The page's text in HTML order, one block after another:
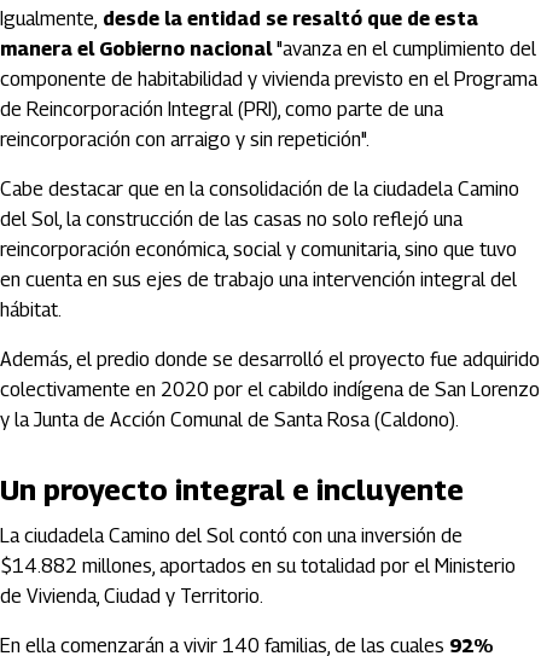
Igualmente, desde la entidad se resaltó que de esta
manera el Gobierno nacional"avanza en el cumplimiento del
componente de habitabilidad y vivienda previsto en el Programa
de Reincorporación Integral (PRI), como parte de una
reincorporación con arraigo y sin repetición".
Cabe destacar que en la consolidación de la ciudadela Camino
del Sol, la construcción de las casas no solo reflejó una
reincorporación económica, social y comunitaria, sino que tuvo
en cuenta en sus ejes de trabajo una intervención integral del
hábitat.
Además, el predio donde se desarrolló el proyecto fue adquirido
colectivamente en 2020 por el cabildo indígena de San Lorenzo
y la Junta de Acción Comunal de Santa Rosa (Caldono).
Un proyecto integral e incluyente
La ciudadela Camino del Sol contó con una inversión de
$14.882 millones, aportados en su totalidad por el Ministerio
de Vivienda, Ciudad y Territorio.
En ella comenzarán a vivir 140 familias, de las cuales 92%